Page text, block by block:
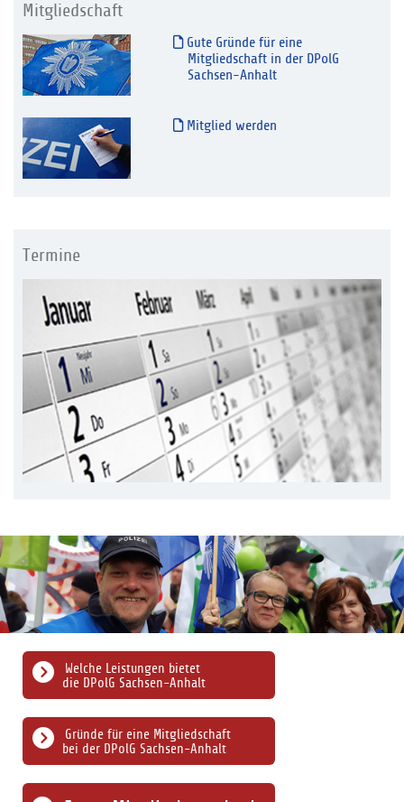
Mitgliedschaft
Gute Gründe für eine
Mitgliedschaft in der DPolG
Sachsen-Anhalt
Mitglied werden
Termine
Gründe für eine Mitgliedschaft
bei der DPolG Sachsen-Anhalt
Welche Leistungen bietet
die DPolG Sachsen-Anhalt